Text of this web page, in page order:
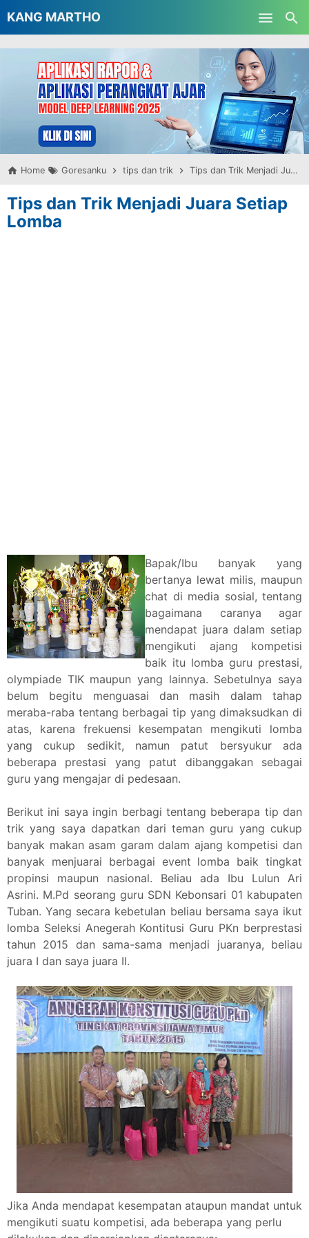
Skip to main content
KANG MARTHO
Home Goresanku tips dan trik Tips dan Trik Menjadi Juara Setiap Lomba
Tips dan Trik Menjadi Juara Setiap
Lomba
Bapak/Ibu banyak yang
bertanya lewat milis, maupun
chat di media sosial, tentang
bagaimana caranya agar
mendapat juara dalam setiap
mengikuti ajang kompetisi
baik itu lomba guru prestasi,
olympiade TIK maupun yang lainnya. Sebetulnya saya
belum begitu menguasai dan masih dalam tahap
meraba-raba tentang berbagai tip yang dimaksudkan di
atas, karena frekuensi kesempatan mengikuti lomba
yang cukup sedikit, namun patut bersyukur ada
beberapa prestasi yang patut dibanggakan sebagai
guru yang mengajar di pedesaan.
Berikut ini saya ingin berbagi tentang beberapa tip dan
trik yang saya dapatkan dari teman guru yang cukup
banyak makan asam garam dalam ajang kompetisi dan
banyak menjuarai berbagai event lomba baik tingkat
propinsi maupun nasional. Beliau ada Ibu Lulun Ari
Asrini. M.Pd seorang guru SDN Kebonsari 01 kabupaten
Tuban. Yang secara kebetulan beliau bersama saya ikut
lomba Seleksi Anegerah Kontitusi Guru PKn berprestasi
tahun 2015 dan sama-sama menjadi juaranya, beliau
juara I dan saya juara II.
Jika Anda mendapat kesempatan ataupun mandat untuk
mengikuti suatu kompetisi, ada beberapa yang perlu